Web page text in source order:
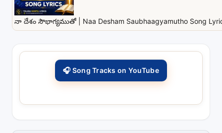
నా దేశం సౌభాగ్యముతో | Naa Desham Saubhaagyamutho Song
🎧 Song Tracks on YouTube